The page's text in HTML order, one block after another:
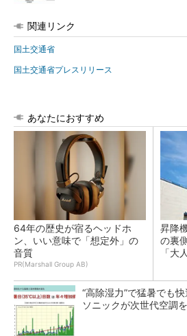
関連リンク
国土交通省
国土交通省プレスリリース
あなたにおすすめ
64年の歴史が宿るヘッドホ
ン、いい意味で「想定外」の
音質
PR(Marshall Group AB)
昇降
の裏
「大
“高除湿力”で猛暑でも
ソニックが次世代空調